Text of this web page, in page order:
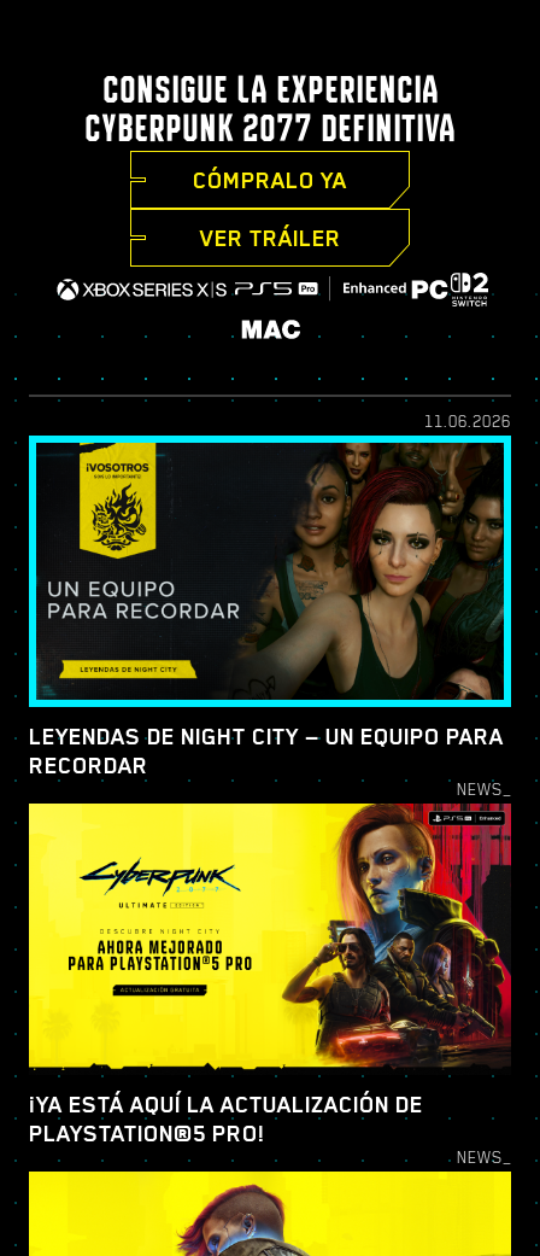
CONSIGUE LA EXPERIENCIA
CYBERPUNK 2077 DEFINITIVA
CÓMPRALO YA
VER TRÁILER
11.06.2026
LEYENDAS DE NIGHT CITY — UN EQUIPO PARA
RECORDAR
NEWS_
¡YA ESTÁ AQUÍ LA ACTUALIZACIÓN DE
PLAYSTATION®5 PRO!
NEWS_